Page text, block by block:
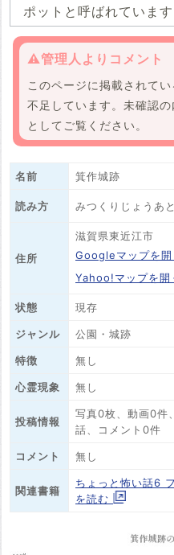
ポットと呼ばれています
⚠️管理人よりコメント
このページに掲載されて
不足しています。未確認
としてご覧ください。
名前 箕作城跡
読み方 みつくりじょうあと
住所
滋賀県東近江市
Googleマップを開
Yahoo!マップを開
状態 現存
ジャンル 公園・城跡
特徴 無し
心霊現象 無し
投稿情報
写真0枚、動画0件
話、コメント0件
コメント 無し
関連書籍
ちょっと怖い話6
を読む